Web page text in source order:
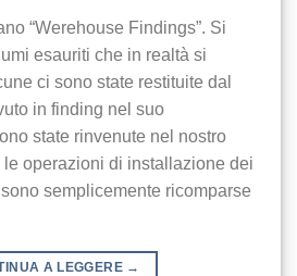
“Werehouse Findings”. Si
esauriti che in realtà si
ci sono state restituite dal
in finding nel suo
state rinvenute nel nostro
operazioni di installazione dei
semplicemente ricomparse
A LEGGERE →